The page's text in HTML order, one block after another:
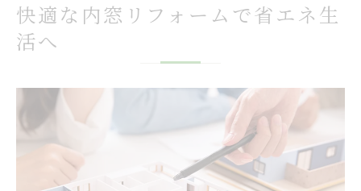
内窓設置で防音や結露対策もできるポイン
兵庫県で人気の内窓断熱リフォームの手順
内窓リフォーム補助金の最新動向をチェッ
断熱リフォームを成功させる内窓の活用法
快適な内窓リフォームで省エネ生
活へ